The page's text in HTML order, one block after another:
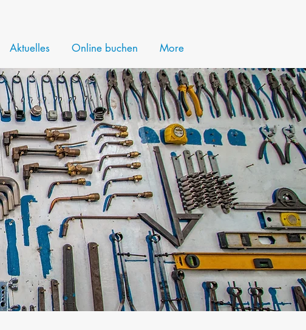
Aktuelles Online buchen More